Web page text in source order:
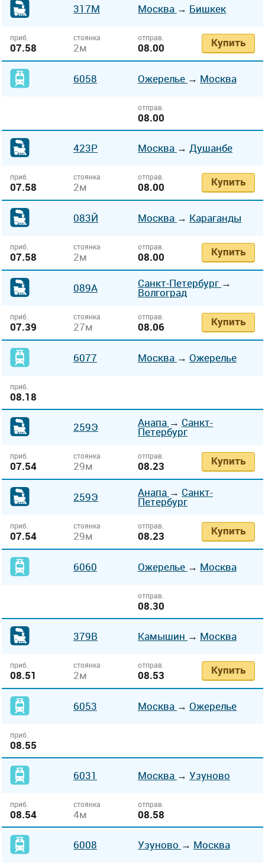
317М Москва → Бишкек
приб.
07.58
стоянка
2м
отправ.
08.00 Купить
6058 Ожерелье → Москва
отправ.
08.00
423Р Москва → Душанбе
приб.
07.58
стоянка
2м
отправ.
08.00 Купить
083Й Москва → Караганды
приб.
07.58
стоянка
2м
отправ.
08.00 Купить
089А Санкт-Петербург →
Волгоград
приб.
07.39
стоянка
27м
отправ.
08.06 Купить
6077 Москва → Ожерелье
приб.
08.18
259Э Анапа → Санкт-
Петербург
приб.
07.54
стоянка
29м
отправ.
08.23 Купить
259Э Анапа → Санкт-
Петербург
приб.
07.54
стоянка
29м
отправ.
08.23 Купить
6060 Ожерелье → Москва
отправ.
08.30
379В Камышин → Москва
приб.
08.51
стоянка
2м
отправ.
08.53 Купить
6053 Москва → Ожерелье
приб.
08.55
6031 Москва → Узуново
приб.
08.54
стоянка
4м
отправ.
08.58
6008 Узуново → Москва